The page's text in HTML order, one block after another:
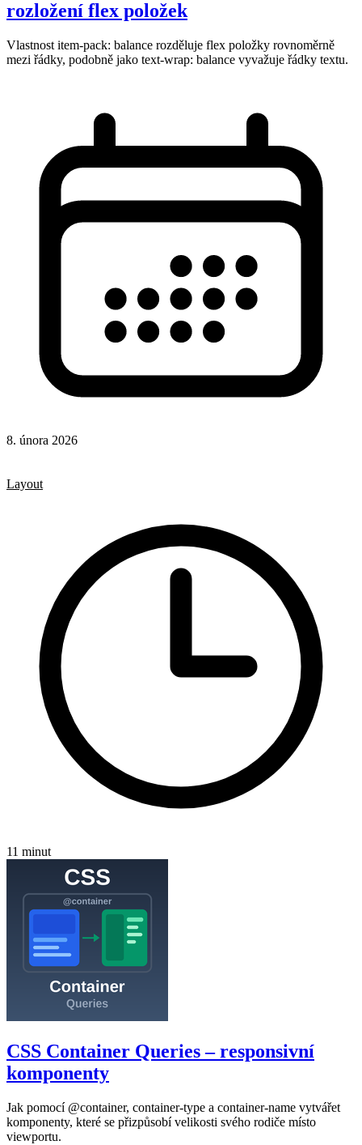
rozložení flex položek
Vlastnost item-pack: balance rozděluje flex položky rovnoměrně
mezi řádky, podobně jako text-wrap: balance vyvažuje řádky textu.
8. února 2026
Layout
11 minut
CSS Container Queries – responsivní
komponenty
Jak pomocí @container, container-type a container-name vytvářet
komponenty, které se přizpůsobí velikosti svého rodiče místo
viewportu.